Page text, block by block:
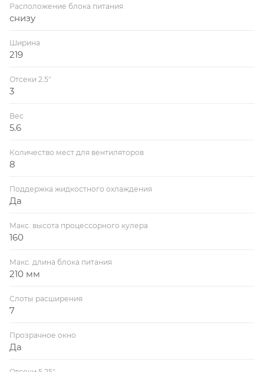
Расположение блока питания
снизу
Ширина
219
Отсеки 2.5"
3
Вес
5.6
Количество мест для вентиляторов
8
Поддержка жидкостного охлаждения
Да
Макс. высота процессорного кулера
160
Макс. длина блока питания
210 мм
Слоты расширения
7
Прозрачное окно
Да